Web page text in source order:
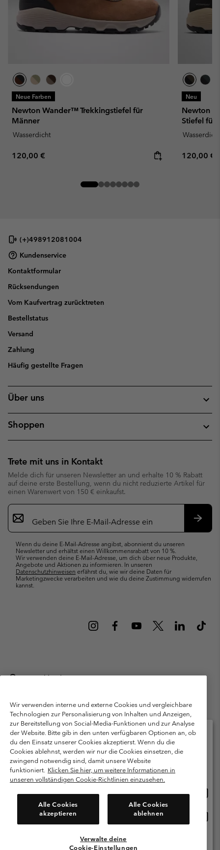
Neue Farben
Newton Wander™ Trekkingstiefel für
Männer
Wasserdicht
Regular price:
120,00 €
Neu
Newton
Stiefel für
Wasserdicht
Regular
120,00 €
(+)498912081004
Kundenservice
Kontaktformular
Rücksendungen
Vom Kaufvertrag zurücktreten
Bestellstatus
Versand
Zahlung
Häufig gestellte Fragen
Über uns
Shoppen
Trete mit uns in Kontakt
Melde dich für unseren Newsletter an und erhalte 10 % Rabatt
auf deine erste Bestellung, wenn du nicht reduzierte Artikel für
einen Warenwert von 150 € einkaufst.
Newsletter-
Anmeldung
Wenn du deine E-Mail-Adresse angibst, abonnierst du unseren
Newsletter und erhältst einen Willkommensrabatt von 10 %.
Wir verwenden deine E-Mail-Adresse, um dich über neue Produkte,
Angebote und Aktionen zu informieren. In unseren
Datenschutzhinweisen erfährst du, wie wir deine Daten für
Marketingzwecke verarbeiten und wie du deine Zustimmung widerrufen
kannst.
Deutschland
München Deutschland. Alle Rechte vorbehalten.
Nutzungsbedingungen
Allgemeine Verkaufsbedingungen
Garantie
Datenschutzerklärung
Bestimmungen und Bedingungen des Mitglieder Programms
Nutzungsbedingungen Für Nutzergenerierte Inhalte
Cookies
Public CBCR
Kundenservice: Mo- Fr. 9:00 - 13:00 & 14:00- 18:00 Uhr
(+)498912081004
Wir verwenden interne und externe Cookies und vergleichbare
Technologien zur Personalisierung von Inhalten und Anzeigen,
zur Bereitstellung von Social-Media-Funktionen und zur Analyse
der Website. Bitte gib in den unten verfügbaren Optionen an, ob
du den Einsatz unserer Cookies akzeptierst. Wenn du die
Cookies ablehnst, werden wir nur die Cookies einsetzen, die
zwingend notwendig sind, damit unsere Website
funktioniert. Klicken Sie hier, um weitere Informationen in
unseren vollständigen Cookie-Richtlinien einzusehen.
Alle Cookies
akzeptieren
Alle Cookies
ablehnen
Verwalte deine
Cookie-Einstellungen
Bitte wählen Sie Ihr Lieferland und Ihre Sprache
Online-Einkauf verfügbar
Deutschland
Alle Länder Anzeigen